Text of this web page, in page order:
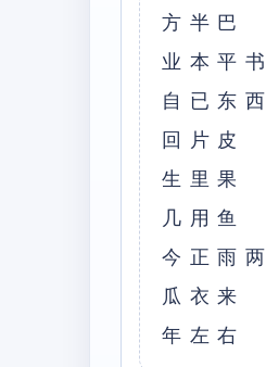
方半巴
业本平书
自已东西
回片皮
生里果
几用鱼
今正雨两
瓜衣来
年左右